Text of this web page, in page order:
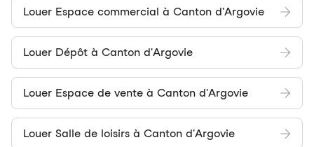
Louer Espace commercial à Canton d'Argovie
Louer Dépôt à Canton d'Argovie
Louer Espace de vente à Canton d'Argovie
Louer Salle de loisirs à Canton d'Argovie